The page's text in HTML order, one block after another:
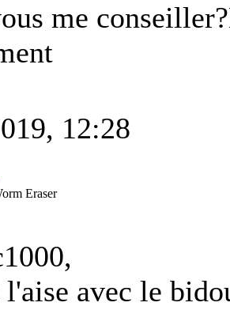
me
12:28
Eraser
l'aise avec le